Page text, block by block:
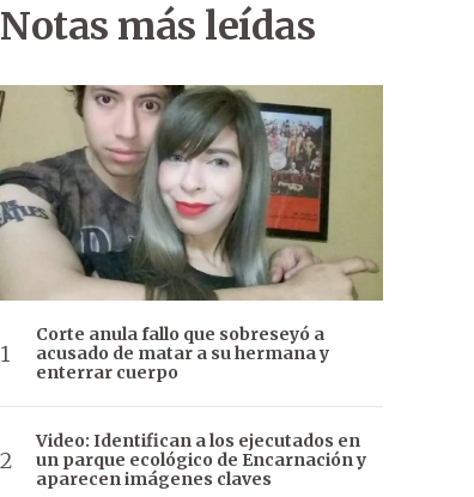
Notas más leídas
Corte anula fallo que sobreseyó a
acusado de matar a su hermana y
enterrar cuerpo
Video: Identifican a los ejecutados en
un parque ecológico de Encarnación y
aparecen imágenes claves